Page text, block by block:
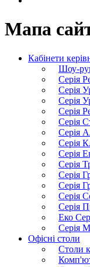
Мапа
Кабінети
Шоу-
Серія
Серія
Серія
Cерія
Серія
Серія
Серія
Серія
Серія
Серія
Серія
Серія
Серія
Еко
Серія
Офісні столи
Столи